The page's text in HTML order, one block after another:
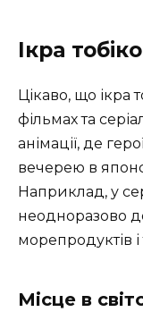
Ікра
Цікаво, що ікра
фільмах та
анімації, де
вечерею в
Наприклад, у
неодноразово
морепродуктів і
Місце в